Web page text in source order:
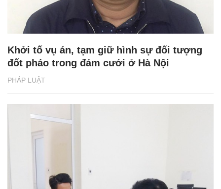
PHÁP LUẬT
Khởi tố vụ án, tạm giữ hình sự đối tượng
đốt pháo trong đám cưới ở Hà Nội